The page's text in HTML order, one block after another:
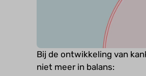
Bij de ontwikkeling van
niet meer in balans: